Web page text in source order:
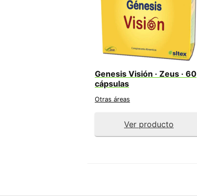
Genesis Visión · Zeus · 60
cápsulas
Otras áreas
Ver producto